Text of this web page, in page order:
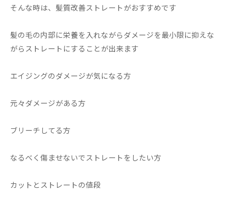
そんな時は、髪質改善ストレートがおすすめです
髪の毛の内部に栄養を入れながらダメージを最小限に抑えな
がらストレートにすることが出来ます
エイジングのダメージが気になる方
元々ダメージがある方
ブリーチしてる方
なるべく傷ませないでストレートをしたい方
カットとストレートの値段